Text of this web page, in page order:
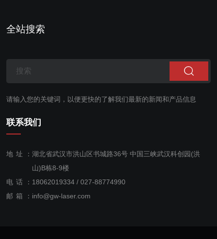
全站搜索
请输入您的关键词，以便更快的了解我们最新的新闻和产品信息
联系我们
地址： 湖北省武汉市洪山区书城路36号 中国三峡武汉科创园(洪
山)B栋8-9楼
电话： 18062019334 / 027-88774990
售后服
邮箱： info@gw-laser.com